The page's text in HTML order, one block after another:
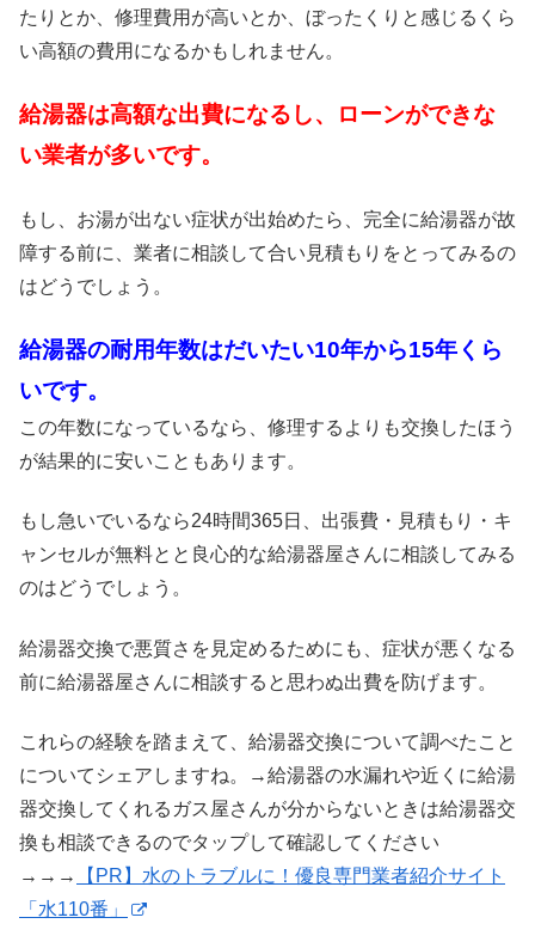
たりとか、修理費用が高いとか、ぼったくりと感じるくら
い高額の費用になるかもしれません。
給湯器は高額な出費になるし、ローンができな
い業者が多いです。
もし、お湯が出ない症状が出始めたら、完全に給湯器が故
障する前に、業者に相談して合い見積もりをとってみるの
はどうでしょう。
給湯器の耐用年数はだいたい10年から15年くら
いです。
この年数になっているなら、修理するよりも交換したほう
が結果的に安いこともあります。
もし急いでいるなら24時間365日、出張費・見積もり・キ
ャンセルが無料とと良心的な給湯器屋さんに相談してみる
のはどうでしょう。
給湯器交換で悪質さを見定めるためにも、症状が悪くなる
前に給湯器屋さんに相談すると思わぬ出費を防げます。
これらの経験を踏まえて、給湯器交換について調べたこと
についてシェアしますね。→給湯器の水漏れや近くに給湯
器交換してくれるガス屋さんが分からないときは給湯器交
換も相談できるのでタップして確認してください
→→→
【PR】水のトラブルに！優良専門業者紹介サイト
「水110番」